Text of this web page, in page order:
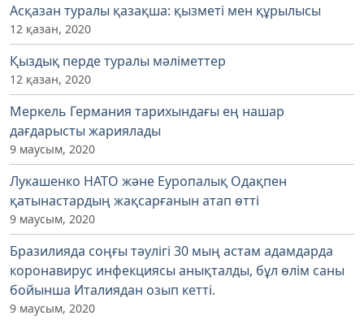
Асқазан туралы қазақша: қызметі мен құрылысы
12 қазан, 2020
Қыздық перде туралы мәліметтер
12 қазан, 2020
Меркель Германия тарихындағы ең нашар
дағдарысты жариялады
9 маусым, 2020
Лукашенко НАТО және Еуропалық Одақпен
қатынастардың жақсарғанын атап өтті
9 маусым, 2020
Бразилияда соңғы тәулігі 30 мың астам адамдарда
коронавирус инфекциясы анықталды, бұл өлім саны
бойынша Италиядан озып кетті.
9 маусым, 2020